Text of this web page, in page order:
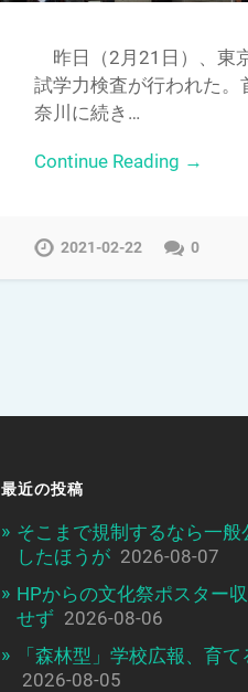
昨日（2月21日）、東
試学力検査が行われた。
奈川に続き…
Continue Reading →
2021-02-22 0
最近の投稿
そこまで規制するなら一般
したほうが 2026-08-07
HPからの文化祭ポスター
せず 2026-08-06
「森林型」学校広報、育
2026-08-05